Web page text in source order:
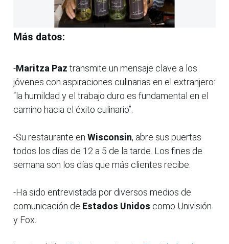
Más datos:
-Maritza Paz transmite un mensaje clave a los
jóvenes con aspiraciones culinarias en el extranjero:
“la humildad y el trabajo duro es fundamental en el
camino hacia el éxito culinario”.
-Su restaurante en Wisconsin, abre sus puertas
todos los días de 12 a 5 de la tarde. Los fines de
semana son los días que más clientes recibe.
-Ha sido entrevistada por diversos medios de
comunicación de Estados Unidos como Univisión
y Fox.